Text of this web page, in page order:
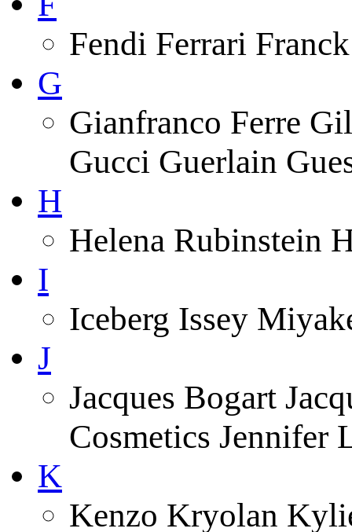
Fendi Ferrari
G
Gianfranco Ferre
Gucci Guerlain
H
Helena Rubinstein
I
Iceberg Issey
J
Jacques Bogart
Cosmetics Jennifer
K
Kenzo Kryolan